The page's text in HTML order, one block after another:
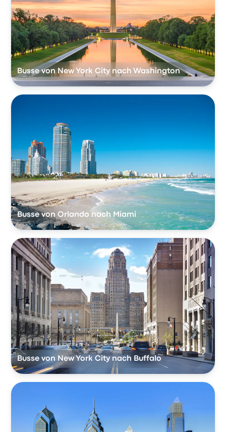
Busse von New York City nach Washington
Busse von Orlando nach Miami
Busse von New York City nach Buffalo